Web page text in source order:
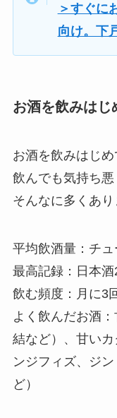
＞すぐに
向け。下
お酒を飲みはじ
お酒を飲みはじめ
飲んでも気持ち
そんなに多くあり
平均飲酒量： チ
最高記録： 日本
飲む頻度： 月に3
よく飲んだお酒：
結など）、甘い
ンジフィズ、ジ
ど）